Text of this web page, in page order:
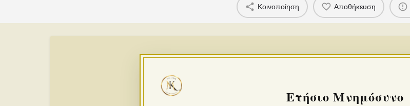
Κοινοποίηση Αποθήκευση
Ετήσιο Μνημόσυνο